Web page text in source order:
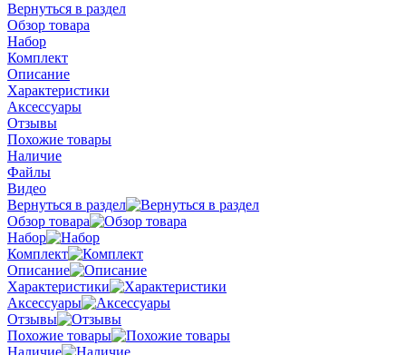
Вернуться в раздел
Обзор товара
Набор
Комплект
Описание
Характеристики
Аксессуары
Отзывы
Похожие товары
Наличие
Файлы
Видео
Вернуться в раздел
Обзор товара
Набор
Комплект
Описание
Характеристики
Аксессуары
Отзывы
Похожие товары